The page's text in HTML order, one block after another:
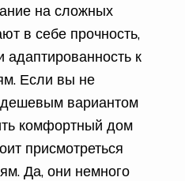
на сложных
в себе прочность,
адаптированность к
Если вы не
вариантом
комфортный дом
присмотреться
Да, они немного